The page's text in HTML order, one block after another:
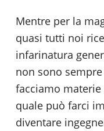
Mentre per la
quasi tutti noi
infarinatura
non sono
facciamo materie
quale può farci
diventare